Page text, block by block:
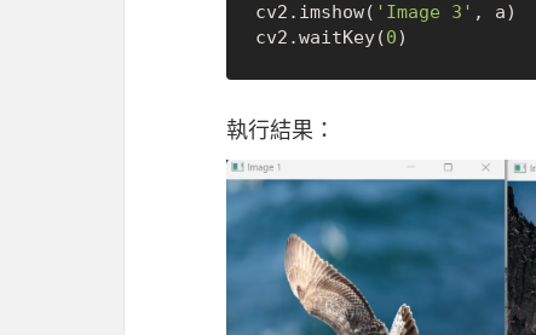
cv2.imshow( 'Image 3' , a)
cv2.waitKey(0
執行結果：